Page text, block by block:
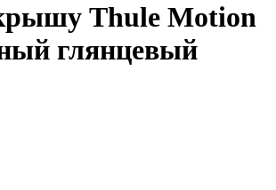
Thule Motion
глянцевый